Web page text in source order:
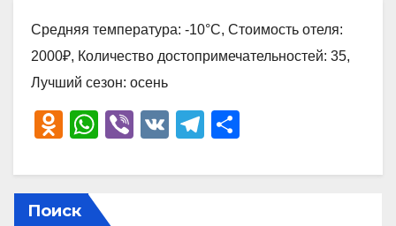
Средняя температура: -10°C, Стоимость отеля:
2000₽, Количество достопримечательностей: 35,
Лучший сезон: осень
O
n
o
W
at
s
Vi
er
V
T
e
р
Поиск